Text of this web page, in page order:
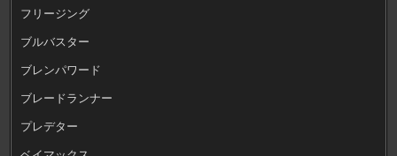
フリージング
ブルバスター
ブレンパワード
ブレードランナー
プレデター